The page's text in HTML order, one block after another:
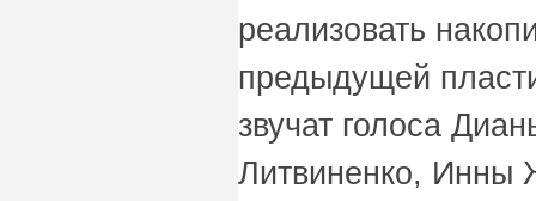
реализовать
предыдущей
звучат голоса
Литвиненко, Инны